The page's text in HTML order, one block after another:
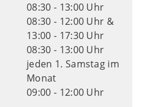
08:30 - 13:00 Uhr
08:30 - 12:00 Uhr &
13:00 - 17:30 Uhr
08:30 - 13:00 Uhr
jeden 1. Samstag im
Monat
09:00 - 12:00 Uhr